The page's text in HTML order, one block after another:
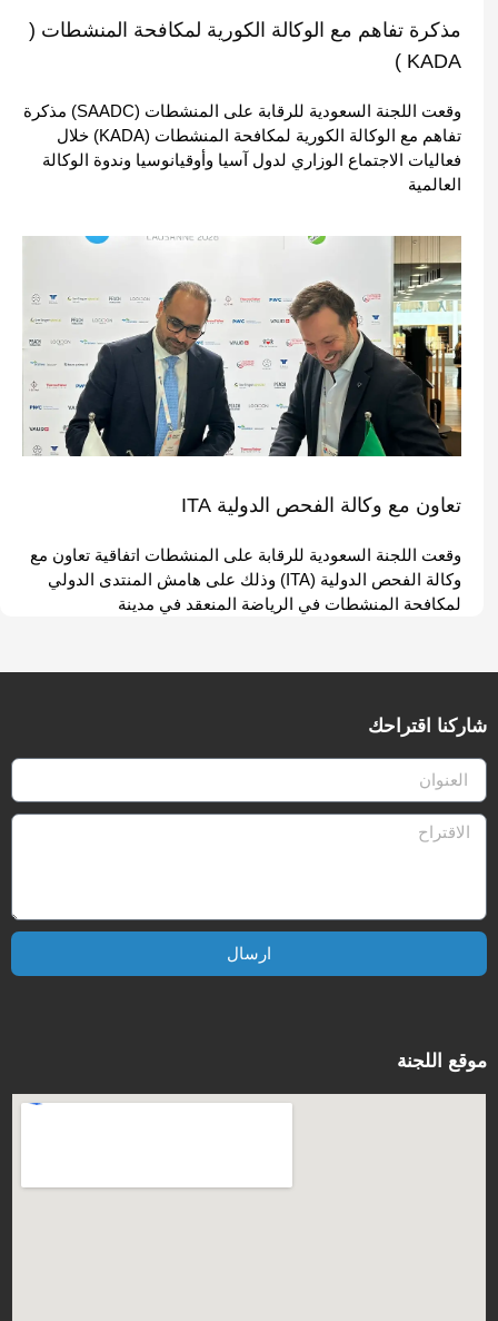
مذكرة تفاهم مع الوكالة الكورية لمكافحة المنشطات (
KADA )
وقعت اللجنة السعودية للرقابة على المنشطات (SAADC) مذكرة
تفاهم مع الوكالة الكورية لمكافحة المنشطات (KADA) خلال
فعاليات الاجتماع الوزاري لدول آسيا وأوقيانوسيا وندوة الوكالة
العالمية
تعاون مع وكالة الفحص الدولية ITA
وقعت اللجنة السعودية للرقابة على المنشطات اتفاقية تعاون مع
وكالة الفحص الدولية (ITA) وذلك على هامش المنتدى الدولي
لمكافحة المنشطات في الرياضة المنعقد في مدينة
شاركنا اقتراحك
ارسال
موقع اللجنة